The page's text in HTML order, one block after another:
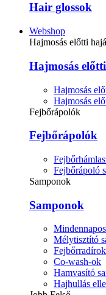
Hair glossok
Webshop
Hajmosás előtti
Hajmosás
Hajmosás
Hajmosás
Fejbőrápolók
Fejbőrápolók
Fejbőrápoló
Samponok
Samponok
Mélytisztító
Fejbőrradírok
Co-wash-ok
Hamvasító
Hajhullás